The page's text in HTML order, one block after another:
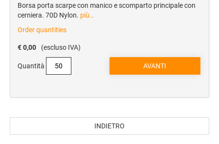
VIAGGIO E TEMPO LIBERO
Zaini sportivi
Accessori da viaggio
Borsa porta scarpe con manico e scomparto principale con
cerniera. 70D Nylon. più…
Order quantities
€ 0,00 (escluso IVA)
Quantità
INDIETRO